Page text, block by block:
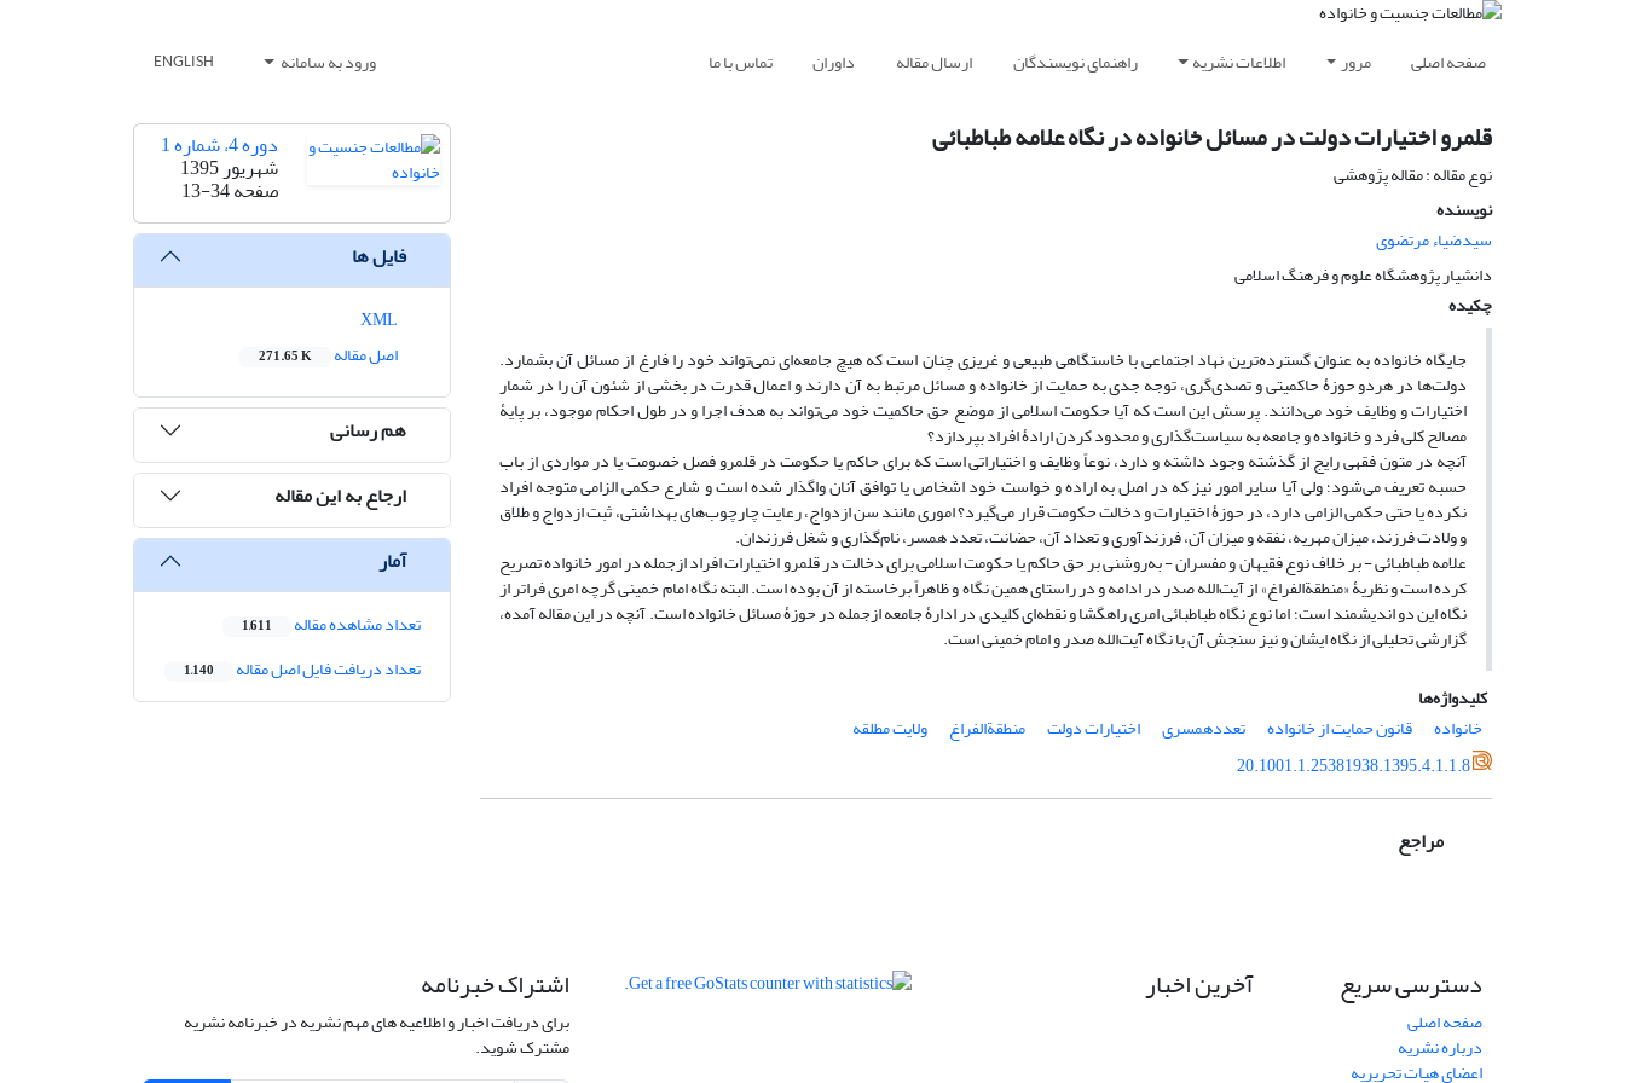
صفحه اصلی مرور اطلاعات نشریه راهنمای نویسندگان ارسال مقاله داوران تماس با ما ورود به سامانه ENGLISH
قلمرو اختیارات دولت در مسائل خانواده در نگاه علامه طباطبائی
نوع مقاله : مقاله پژوهشی
نویسنده
سیدضیاء مرتضوی
دانشیار پژوهشگاه علوم و فرهنگ اسلامی
چکیده
جایگاه خانواده به عنوان گسترده‌ترین نهاد اجتماعی با خاستگاهی طبیعی و غریزی چنان است که هیچ جامعه‌ای نمی‌‌تواند خود را فارغ از مسائل آن بشمارد.
دولت‌ها در هردو حوزۀ حاکمیتی و تصدی‌گری، توجه جدی به حمایت از خانواده و مسائل مرتبط به آن دارند و اعمال قدرت در بخشی از شئون آن را در شمار
اختیارات و وظایف خود می‌دانند. پرسش این است که آیا حکومت اسلامی از موضع حق حاکمیت خود می‌تواند به هدف اجرا و در طول احکام موجود، بر پایۀ
مصالح کلی فرد و خانواده و جامعه به سیاست‌گذاری و محدود کردن ارادۀ افراد بپردازد؟
آنچه در متون فقهی رایج از گذشته وجود داشته و دارد، نوعاً وظایف و اختیاراتی است که برای حاکم یا حکومت در قلمرو فصل خصومت یا در مواردی از باب
حسبه تعریف می‌شود؛ ولی آیا سایر امور نیز که در اصل به اراده و خواست خود اشخاص یا توافق آنان واگذار شده است و شارع حکمی الزامی متوجه افراد
نکرده یا حتی حکمی الزامی دارد، در حوزۀ اختیارات و دخالت حکومت قرار می‌گیرد؟ اموری مانند سن ازدواج، رعایت چارچوب‌های بهداشتی، ثبت ازدواج و طلاق
و ولادت فرزند، میزان مهریه، نفقه و میزان آن، فرزندآوری و تعداد آن، حضانت، تعدد همسر، نام‌گذاری و شغل فرزندان.
علامه طباطبائی - بر خلاف نوع فقیهان و مفسران - به‌روشنی بر حق حاکم یا حکومت اسلامی برای دخالت در قلمرو اختیارات افراد ازجمله در امور خانواده تصریح
کرده است و نظریۀ «منطقةالفراغ» از آیت‌الله صدر در ادامه و در راستای همین نگاه و ظاهراً برخاسته از آن بوده است. البته نگاه امام خمینی گرچه امری فراتر از
نگاه این دو اندیشمند است؛ اما نوع نگاه طباطبائی امری راهگشا و نقطه‌ای کلیدی در ادارۀ جامعه ازجمله در حوزۀ مسائل خانواده است. آنچه در این مقاله آمده،
گزارشی تحلیلی از نگاه ایشان و نیز سنجش آن با نگاه آیت‌الله صدر و امام خمینی است.
کلیدواژه‌ها
خانواده
قانون حمایت از خانواده تعددهمسری اختیارات دولت منطقةالفراغ
ولایت مطلقه
20.1001.1.25381938.1395.4.1.1.8
مراجع
دوره 4، شماره 1
شهریور 1395
صفحه13-34
فایل ها
اصل مقاله
271.65 K
هم رسانی
ارجاع به این مقاله
آمار
تعداد مشاهده مقاله 1,611
تعداد دریافت فایل اصل مقاله 1,140
دسترسی سریع
صفحه اصلی
درباره نشریه
اعضای هیات تحریریه
آخرین اخبار اشتراک خبرنامه
برای دریافت اخبار و اطلاعیه های مهم نشریه در خبرنامه نشریه
مشترک شوید.